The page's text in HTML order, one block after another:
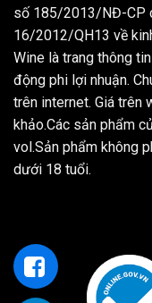
số 185/2013/NĐ-CP
16/2012/QH13 về
Wine là trang thông
động phi lợi nhuận.
trên internet. Giá trên
khảo.Các sản phẩm
vol.Sản phẩm không
dưới 18 tuổi.